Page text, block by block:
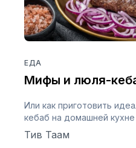
ЕДА
Мифы и люля-
Или как приготовить
кебаб на домашней кухне
Тив Таам